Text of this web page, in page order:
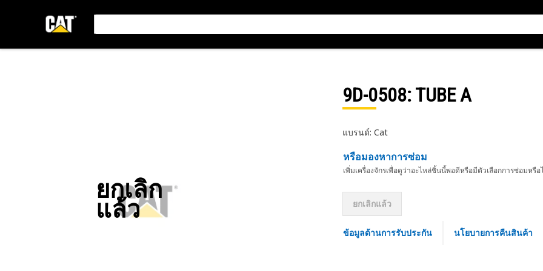
ยกเลิก
แล้ว
9D-0508: TUBE A
แบรนด์: Cat
หรือมองหาการซ่อม
เพิ่มเครื่องจักรเพื่อดูว่าอะไหล่ชิ้นนี้พอดีหรือมีตัวเลือกการซ่อมหรือ
ยกเลิกแล้ว
ข้อมูลด้านการรับประกัน นโยบายการคืนสินค้า